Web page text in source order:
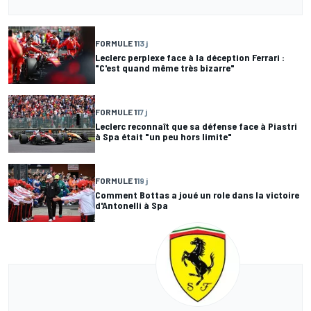
FORMULE 113 j
Leclerc perplexe face à la déception Ferrari :
"C'est quand même très bizarre"
FORMULE 117 j
Leclerc reconnaît que sa défense face à Piastri
à Spa était "un peu hors limite"
FORMULE 119 j
Comment Bottas a joué un role dans la victoire
d'Antonelli à Spa